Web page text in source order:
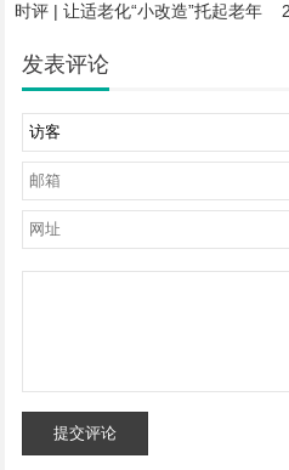
时评 | 让适老化“小改造”托起老年
发表评论
提交评论